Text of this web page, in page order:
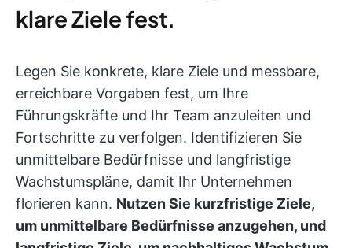
klare Ziele fest.
Legen Sie konkrete, klare Ziele und messbare,
erreichbare Vorgaben fest, um Ihre
Führungskräfte und Ihr Team anzuleiten und
Fortschritte zu verfolgen. Identifizieren Sie
unmittelbare Bedürfnisse und langfristige
Wachstumspläne, damit Ihr Unternehmen
florieren kann. Nutzen Sie kurzfristige Ziele,
um unmittelbare Bedürfnisse anzugehen, und